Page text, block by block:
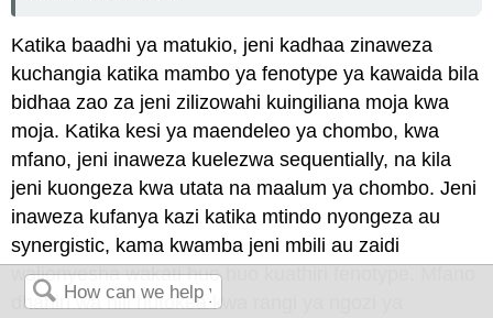
Katika baadhi ya matukio, jeni kadhaa zinaweza
kuchangia katika mambo ya fenotype ya kawaida bila
bidhaa zao za jeni zilizowahi kuingiliana moja kwa
moja. Katika kesi ya maendeleo ya chombo, kwa
mfano, jeni inaweza kuelezwa sequentially, na kila
jeni kuongeza kwa utata na maalum ya chombo. Jeni
inaweza kufanya kazi katika mtindo nyongeza au
synergistic, kama kwamba jeni mbili au zaidi
walionyesha wakati huo huo kuathiri fenotype. Mfano
dhahiri wa hili hutokea kwa rangi ya ngozi ya